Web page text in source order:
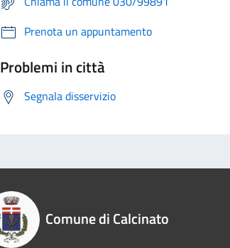
Prenota un appuntamento
Problemi in città
Segnala disservizio
Comune di Calcinato